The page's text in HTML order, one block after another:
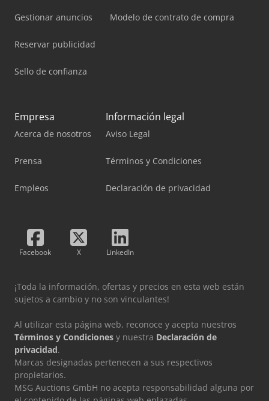
Gestionar anuncios
Reservar publicidad
Sello de confianza
Modelo de contrato de compra
Empresa
Acerca de nosotros
Prensa
Empleos
Información legal
Aviso Legal
Términos y Condiciones
Declaración de privacidad
Facebook X LinkedIn
¡Toda la información, ofertas y precios en esta web están
sujetos a cambio y no son vinculantes!
Al utilizar esta página web, reconoce y acepta nuestros
Términos y Condiciones y nuestra Declaración de
privacidad.
Marcas designadas pertenecen a sus respectivos
propietarios.
MSG Auctions GmbH no acepta responsabilidad alguna por